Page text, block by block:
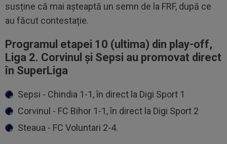
susține că mai așteaptă un semn de la FRF, după ce
au făcut contestație.
Programul etapei 10 (ultima) din play-off,
Liga 2. Corvinul și Sepsi au promovat direct
în SuperLiga
Sepsi - Chindia 1-1, în direct la Digi Sport 1
Corvinul - FC Bihor 1-1, în direct la Digi Sport 2
Steaua - FC Voluntari 2-4.